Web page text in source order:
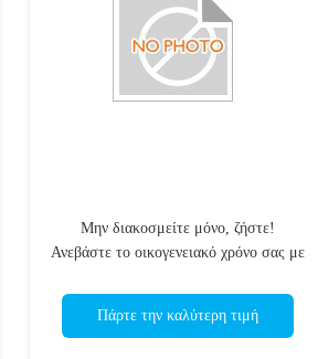
Μην διακοσμείτε μόνο, ζήστε!
Ανεβάστε το οικογενειακό χρόνο σας με
Πάρτε την καλύτερη τιμή